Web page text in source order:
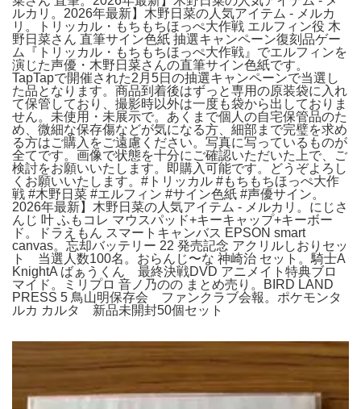
ルカリ。2026年最新】木野日菜の人気アイテム - メルカ
リ。トリッカル・もちもちほっぺ大作戦 エルフィン役 木
野日菜さん 直筆サイン色紙 抽選キャンペーン復刻品ゲー
ム『トリッカル・もちもちほっぺ大作戦』でエルフィンを
演じた声優・木野日菜さんの直筆サイン色紙です。
TapTapで開催された2月5日の抽選キャンペーンで当選し
た品となります。商品到着後はずっと専用の原装袋に入れ
て保管しており、撮影時以外は一度も袋から出しておりま
せん。未使用・未展示で。あくまで個人の自宅保管品のた
め、微細な保存傷などが気になる方、細部まで完璧を求め
る方はご購入をご遠慮ください。写真に写っているものが
全てです。画像で状態を十分にご確認いただいた上で、ご
検討をお願いいたします。即購入可能です。どうぞよろし
くお願いいたします。#トリッカル #もちもちほっぺ大作
戦 #木野日菜 #エルフィン #サイン色紙 #声優サイン。
2026年最新】木野日菜の人気アイテム - メルカリ。にじさ
んじ 叶 ふもコレ マウスパッド+キーキャップ+キーボー
ド。ドラえもん スマートキャンバス EPSON smart
canvas。忘却バッテリー 22 発売記念 アクリルしおりセッ
ト 当選人数100名。おらんじ〜な 神崎治 セット。騎士A
KnightA ばぁうくん 最終決戦DVD アニメイト特典ブロ
マイド。ミリプロ 音ノ乃のの まとめ売り。BIRD LAND
PRESS 5 鳥山明保存会 ファンクラブ会報。ポケモンタ
ルカ カルタ 新品未開封50個セット